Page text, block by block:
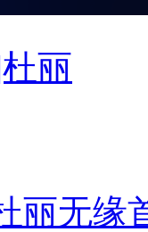
丽无缘